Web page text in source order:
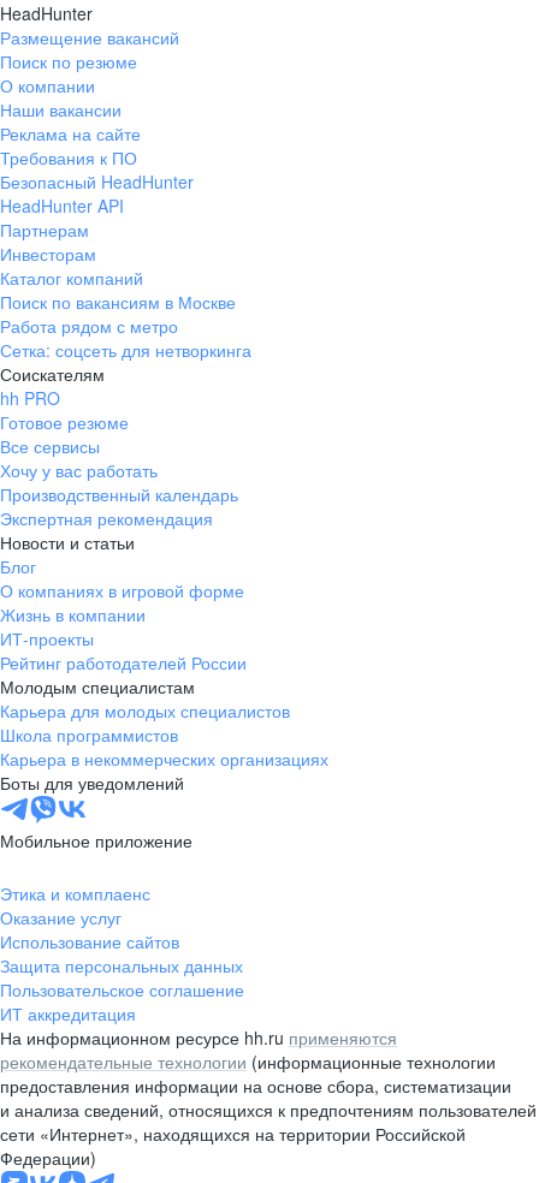
HeadHunter
Размещение вакансий
Поиск по резюме
О компании
Наши вакансии
Реклама на сайте
Требования к ПО
Безопасный HeadHunter
HeadHunter API
Партнерам
Инвесторам
Каталог компаний
Поиск по вакансиям в Москве
Работа рядом с метро
Сетка: соцсеть для нетворкинга
Соискателям
hh PRO
Готовое резюме
Все сервисы
Хочу у вас работать
Производственный календарь
Экспертная рекомендация
Новости и статьи
Блог
О компаниях в игровой форме
Жизнь в компании
ИТ-проекты
Рейтинг работодателей России
Молодым специалистам
Карьера для молодых специалистов
Школа программистов
Карьера в некоммерческих организациях
Боты для уведомлений
Мобильное приложение
Этика и комплаенс
Оказание услуг
Использование сайтов
Защита персональных данных
Пользовательское соглашение
ИТ аккредитация
На информационном ресурсе hh.ru применяются
рекомендательные технологии (информационные технологии
предоставления информации на основе сбора, систематизации
и анализа сведений, относящихся к предпочтениям пользователей
сети «Интернет», находящихся на территории Российской
Федерации)